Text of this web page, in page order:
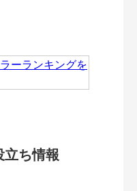
立ち情報